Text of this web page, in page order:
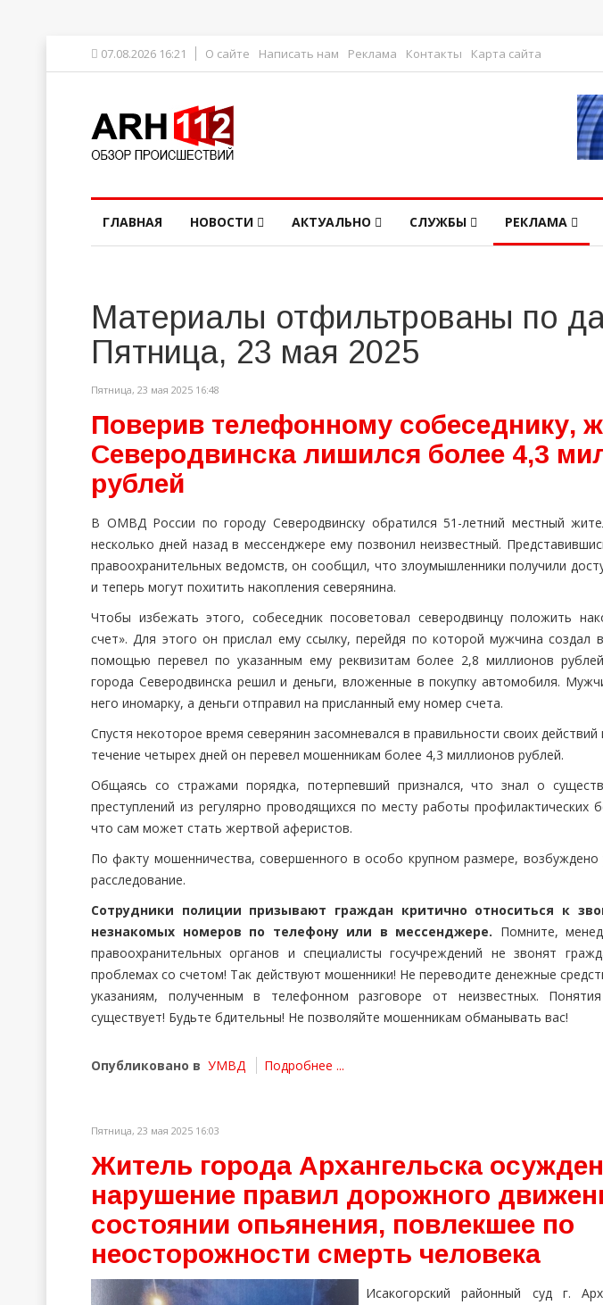
07.08.2026 16:21 О сайте Написать нам Реклама Контакты Карта сайта
ГЛАВНАЯ НОВОСТИ АКТУАЛЬНО СЛУЖБЫ РЕКЛАМА
Материалы отфильтрованы по
Пятница, 23 мая 2025
Пятница, 23 мая 2025 16:48
Поверив телефонному собеседнику,
Северодвинска лишился более 4,3
рублей
В ОМВД России по городу Северодвинску обратился 51-летний местный
несколько дней назад в мессенджере ему позвонил неизвестный.
правоохранительных ведомств, он сообщил, что злоумышленники получили
и теперь могут похитить накопления северянина.
Чтобы избежать этого, собеседник посоветовал северодвинцу положить
счет». Для этого он прислал ему ссылку, перейдя по которой мужчина создал
помощью перевел по указанным ему реквизитам более 2,8 миллионов
города Северодвинска решил и деньги, вложенные в покупку автомобиля.
него иномарку, а деньги отправил на присланный ему номер счета.
Спустя некоторое время северянин засомневался в правильности своих
течение четырех дней он перевел мошенникам более 4,3 миллионов рублей.
Общаясь со стражами порядка, потерпевший признался, что знал о
преступлений из регулярно проводящихся по месту работы профилактических
что сам может стать жертвой аферистов.
По факту мошенничества, совершенного в особо крупном размере, возбуждено
расследование.
Сотрудники полиции призывают граждан критично относиться к
незнакомых номеров по телефону или в мессенджере. Помните,
правоохранительных органов и специалисты госучреждений не звонят
проблемах со счетом! Так действуют мошенники! Не переводите денежные
указаниям, полученным в телефонном разговоре от неизвестных.
существует! Будьте бдительны! Не позволяйте мошенникам обманывать вас!
Опубликовано в УМВД Подробнее ...
Пятница, 23 мая 2025 16:03
Житель города Архангельска
нарушение правил дорожного
состоянии опьянения, повлекшее по
неосторожности смерть человека
Исакогорский районный суд г.